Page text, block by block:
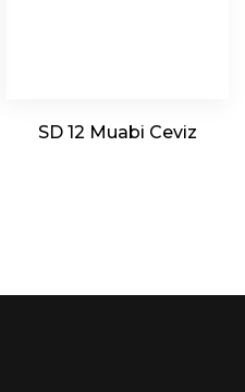
SD 12 Muabi Ceviz